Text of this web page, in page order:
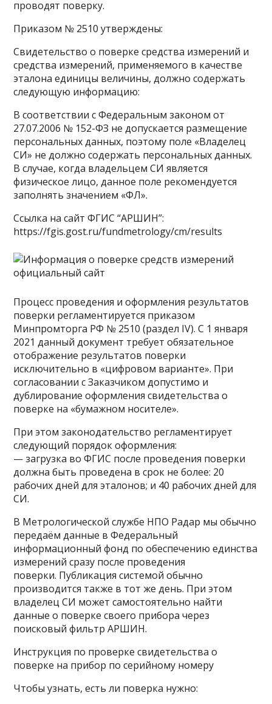
проводят поверку.
Приказом № 2510 утверждены:
Свидетельство о поверке средства измерений и
средства измерений, применяемого в качестве
эталона единицы величины, должно содержать
следующую информацию:
В соответствии с Федеральным законом от
27.07.2006 № 152-ФЗ не допускается размещение
персональных данных, поэтому поле «Владелец
СИ» не должно содержать персональных данных.
В случае, когда владельцем СИ является
физическое лицо, данное поле рекомендуется
заполнять значением «ФЛ».
Ссылка на сайт ФГИС “АРШИН”:
https://fgis.gost.ru/fundmetrology/cm/results
Процесс проведения и оформления результатов
поверки регламентируется приказом
Минпромторга РФ № 2510 (раздел IV). С 1 января
2021 данный документ требует обязательное
отображение результатов поверки
исключительно в «цифровом варианте». При
согласовании с Заказчиком допустимо и
дублирование оформления свидетельства о
поверке на «бумажном носителе».
При этом законодательство регламентирует
следующий порядок оформления:
— загрузка во ФГИС после проведения поверки
должна быть проведена в срок не более: 20
рабочих дней для эталонов; и 40 рабочих дней для
СИ.
В Метрологической службе НПО Радар мы обычно
передаём данные в Федеральный
информационный фонд по обеспечению единства
измерений сразу после проведения
поверки. Публикация системой обычно
производится также в тот же день. При этом
владелец СИ может самостоятельно найти
данные о поверке своего прибора через
поисковый фильтр АРШИН.
Инструкция по проверке свидетельства о
поверке на прибор по серийному номеру
Чтобы узнать, есть ли поверка нужно: